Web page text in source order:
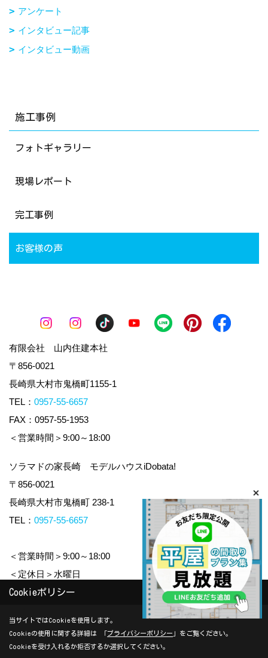
アンケート
インタビュー記事
インタビュー動画
施工事例
フォトギャラリー
現場レポート
完工事例
お客様の声
有限会社 山内住建本社
〒856-0021
長崎県大村市鬼橋町1155-1
TEL： 0957-55-6657
FAX：0957-55-1953
＜営業時間＞9:00～18:00
ソラマドの家長崎 モデルハウスiDobata!
〒856-0021
長崎県大村市鬼橋町 238-1
TEL： 0957-55-6657
＜営業時間＞9:00～18:00
＜定休日＞水曜日
Copyright (c) yamauchi-jyuken. All Rights Reserved.
Produced byゴデスクリエイト
Cookieポリシー
当サイトではCookieを使用します。
Cookieの使用に関する詳細は 「プライバシーポリシー 」をご覧ください。
Cookieを受け入れるか拒否するか選択してください。